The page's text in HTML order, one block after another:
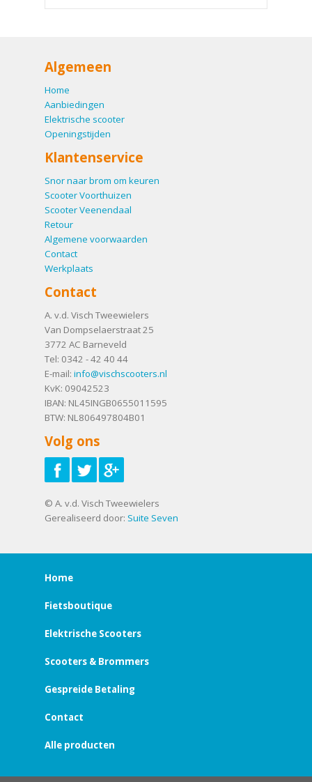
Algemeen
Home
Aanbiedingen
Elektrische scooter
Openingstijden
Klantenservice
Snor naar brom om keuren
Scooter Voorthuizen
Scooter Veenendaal
Retour
Algemene voorwaarden
Contact
Werkplaats
Contact
A. v.d. Visch Tweewielers
Van Dompselaerstraat 25
3772 AC Barneveld
Tel: 0342 - 42 40 44
E-mail: info@vischscooters.nl
KvK: 09042523
IBAN: NL45INGB0655011595
BTW: NL806497804B01
Volg ons
© A. v.d. Visch Tweewielers
Gerealiseerd door: Suite Seven
Home
Fietsboutique
Elektrische Scooters
Scooters & Brommers
Gespreide Betaling
Contact
Alle producten